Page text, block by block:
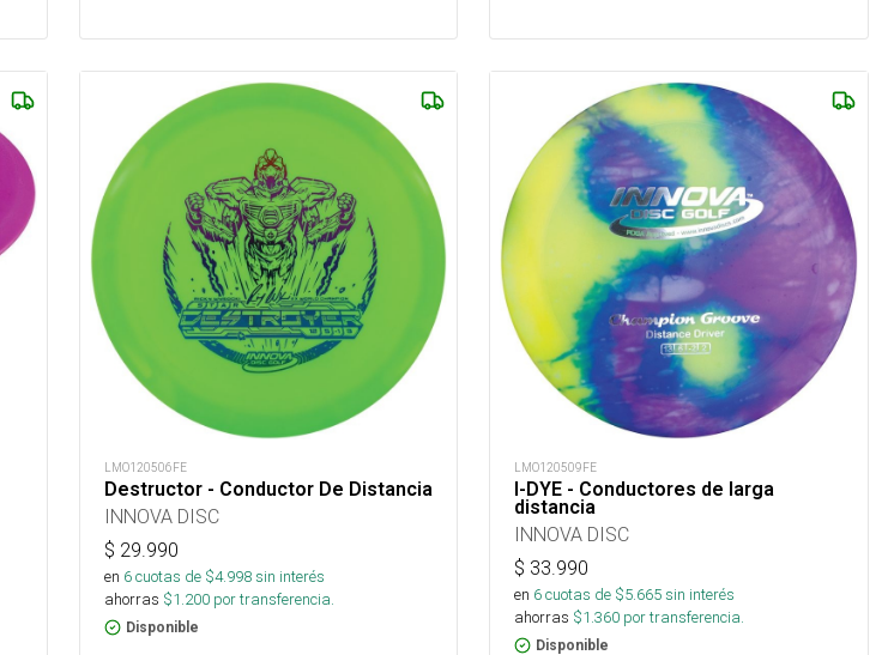
LMO120506FE
Destructor - Conductor De Distancia
INNOVA DISC
$ 29.990
en 6cuotas de $4.998sin interés
ahorras $1.200por transferencia.
Disponible
LMO120509FE
I-DYE - Conductores de larga
distancia
INNOVA DISC
$ 33.990
en 6cuotas de $5.665sin interés
ahorras $1.360 por transferencia.
Disponible